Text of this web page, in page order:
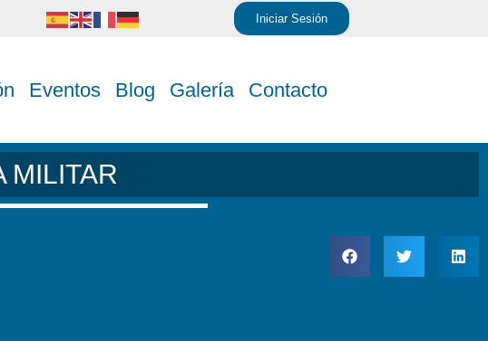
Iniciar Sesión
Eventos Blog Galería Contacto
MILITAR